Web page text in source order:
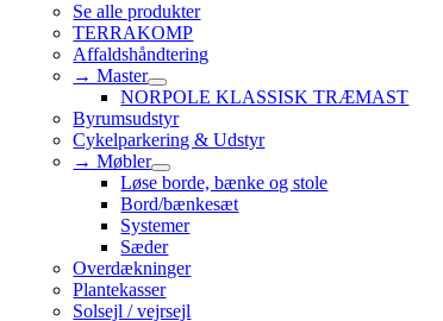
Se alle produkter
TERRAKOMP
Affaldshåndtering
→ Master
NORPOLE KLASSISK TRÆMAST
Byrumsudstyr
Cykelparkering & Udstyr
→ Møbler
Løse borde, bænke og stole
Bord/bænkesæt
Systemer
Sæder
Overdækninger
Plantekasser
Solsejl / vejrsejl